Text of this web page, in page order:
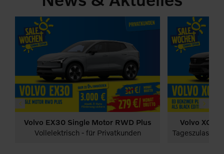
PKW
Deals sichern & sparen!
e-auto-förderung
Volvo EX30 Single Motor RWD Plus
Vollelektrisch - für Privatkunden
PKW
Deals
e-auto-förderung
Volvo
Tageszulassung